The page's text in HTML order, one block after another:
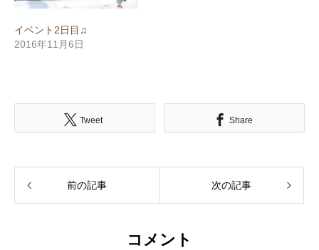
イベント2日目♫
2016年11月6日
Tweet Share
前の記事 次の記事
コメント